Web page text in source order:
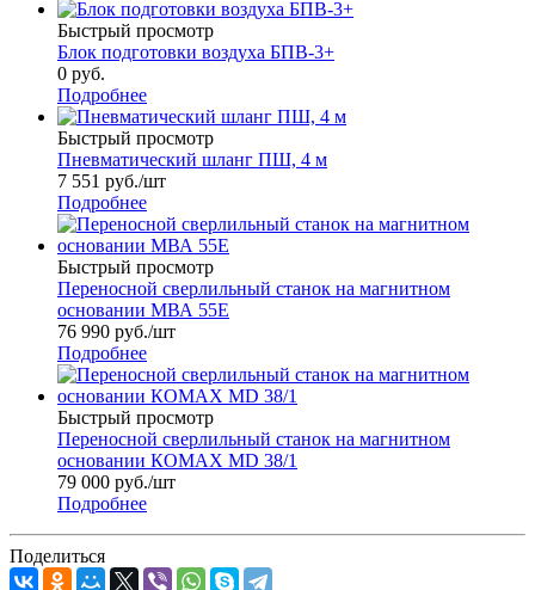
Быстрый просмотр
Блок подготовки воздуха БПВ-3+
0 руб.
Подробнее
Быстрый просмотр
Пневматический шланг ПШ, 4 м
7 551 руб./шт
Подробнее
Быстрый просмотр
Переносной сверлильный станок на магнитном
основании МВА 55Е
76 990 руб./шт
Подробнее
Быстрый просмотр
Переносной сверлильный станок на магнитном
основании КОМАХ МD 38/1
79 000 руб./шт
Подробнее
Поделиться